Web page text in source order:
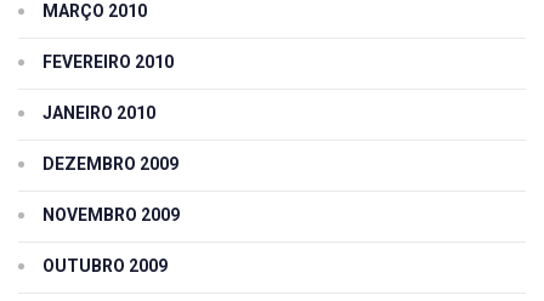
MARÇO 2010
FEVEREIRO 2010
JANEIRO 2010
DEZEMBRO 2009
NOVEMBRO 2009
OUTUBRO 2009